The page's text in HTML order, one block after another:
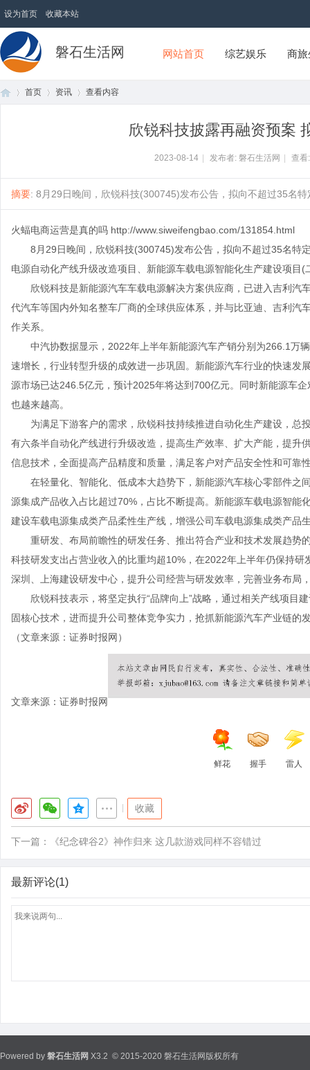
设为首页 收藏本站
磐石生活网 网站首页 综艺娱乐 商
首页 资讯 查看内容
欣锐科技披露再融资预案
2023-08-14 发布者: 磐石生活网 查
摘要: 8月29日晚间，欣锐科技(300745)发布公告，拟向不超过35名
火蝠电商运营是真的吗 http://www.siweifengbao.com/131854.html
8月29日晚间，欣锐科技(300745)发布公告，拟向不超过35名特
电源自动化产线升级改造项目、新能源车载电源智能化生产建设项目
欣锐科技是新能源汽车车载电源解决方案供应商，已进入吉利汽
代汽车等国内外知名整车厂商的全球供应体系，并与比亚迪、吉利汽
作关系。
中汽协数据显示，2022年上半年新能源汽车产销分别为266.1万
速增长，行业转型升级的成效进一步巩固。新能源汽车行业的快速
源市场已达246.5亿元，预计2025年将达到700亿元。同时新能源车
也越来越高。
为满足下游客户的需求，欣锐科技持续推进自动化生产建设，总
有六条半自动化产线进行升级改造，提高生产效率、扩大产能，提升
信息技术，全面提高产品精度和质量，满足客户对产品安全性和可靠
在轻量化、智能化、低成本大趋势下，新能源汽车核心零部件之
源集成产品收入占比超过70%，占比不断提高。新能源车载电源智
建设车载电源集成类产品柔性生产线，增强公司车载电源集成类产品
重研发、布局前瞻性的研发任务、推出符合产业和技术发展趋势
科技研发支出占营业收入的比重均超10%，在2022年上半年仍保持
深圳、上海建设研发中心，提升公司经营与研发效率，完善业务布局
欣锐科技表示，将坚定执行“品牌向上”战略，通过相关产线项目
固核心技术，进而提升公司整体竞争实力，抢抓新能源汽车产业链的
（文章来源：证券时报网）
文章来源：证券时报网
鲜花 握手 雷人
收藏
下一篇： 《纪念碑谷2》神作归来 这几款游戏同样不容错过
最新评论(1)
Powered by 磐石生活网 X3.2 © 2015-2020 磐石生活网版权所有